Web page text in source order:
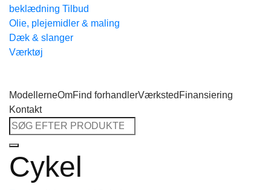
beklædning
Olie, plejemidler & maling
Dæk & slanger
Værktøj
ModellerneOmFind forhandlerVærksted Finansiering
Kontakt
Søg
efter:
Cykel